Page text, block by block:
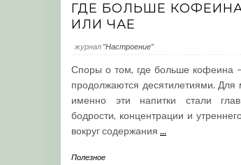
ГДЕ БОЛЬШЕ
ИЛИ ЧАЕ
журнал "Настроение"
Споры о том, где больше кофеина
продолжаются десятилетиями.
именно эти напитки стали
бодрости, концентрации и
вокруг содержания ...
Полезное